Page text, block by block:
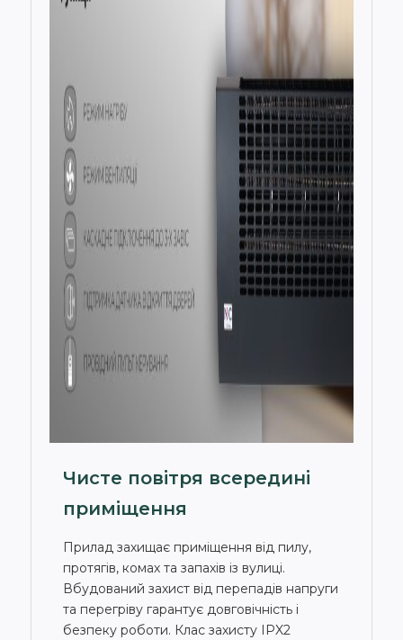
Чисте повітря всередині
приміщення
Прилад захищає приміщення від пилу,
протягів, комах та запахів із вулиці.
Вбудований захист від перепадів напруги
та перегріву гарантує довговічність і
безпеку роботи. Клас захисту IPX2